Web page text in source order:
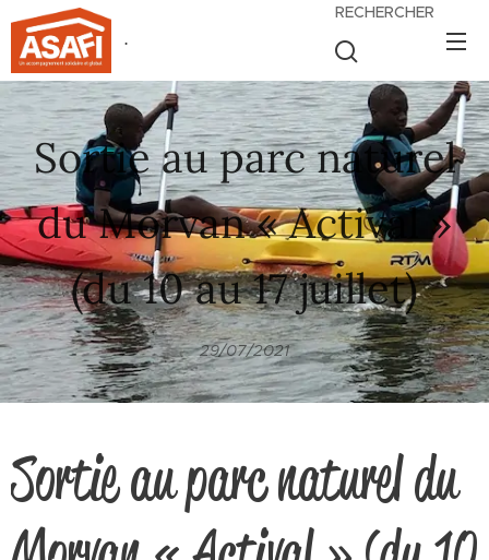
.
RECHERCHER
Sortie au parc naturel
du Morvan « Actival »
(du 10 au 17 juillet)
29/07/2021
Sortie au parc naturel du